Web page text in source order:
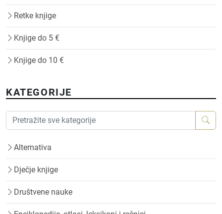
Retke knjige
Knjige do 5 €
Knjige do 10 €
KATEGORIJE
Alternativa
Dječje knjige
Društvene nauke